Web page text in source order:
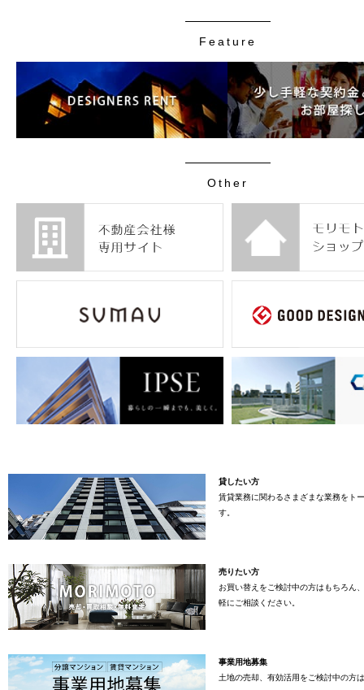
Feature
Other
貸したい方
賃貸業務に関わるさまざまな業務をト
す。
売りたい方
お買い替えをご検討中の方はもちろん
軽にご相談ください。
事業用地募集
土地の売却、有効活用をご検討中の方